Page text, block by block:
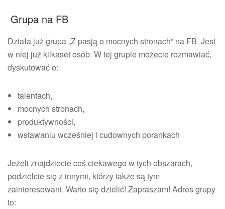
Grupa na FB
Działa już grupa „Z pasją o mocnych stronach” na FB. Jest
w niej już kilkaset osób. W tej grupie możecie rozmawiać,
dyskutować o:
talentach,
mocnych stronach,
produktywności,
wstawaniu wcześniej i cudownych porankach
Jeżeli znajdziecie coś ciekawego w tych obszarach,
podzielcie się z innymi, którzy także są tym
zainteresowani. Warto się dzielić! Zapraszam! Adres grupy
to: